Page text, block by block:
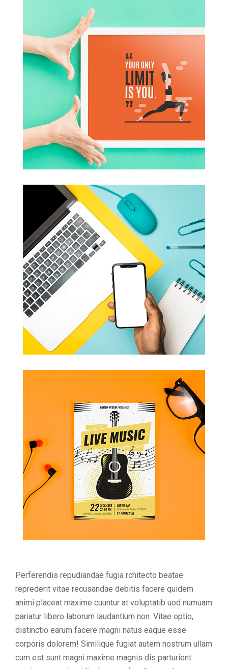
Perferendis repudiandae fugia rchitecto beatae
reprederit vitae recusandae debitis facere quidem
animi placeat maxime cuuntur at voluptatib uod numuam
pariatur libero laborum laudantium non. Vitae optio,
distinctio earum facere magni natus eaque esse
corporis dolorem! Similique fugiat autem nostrum ullam
cum est sunt magni maxime magnis dis parturient